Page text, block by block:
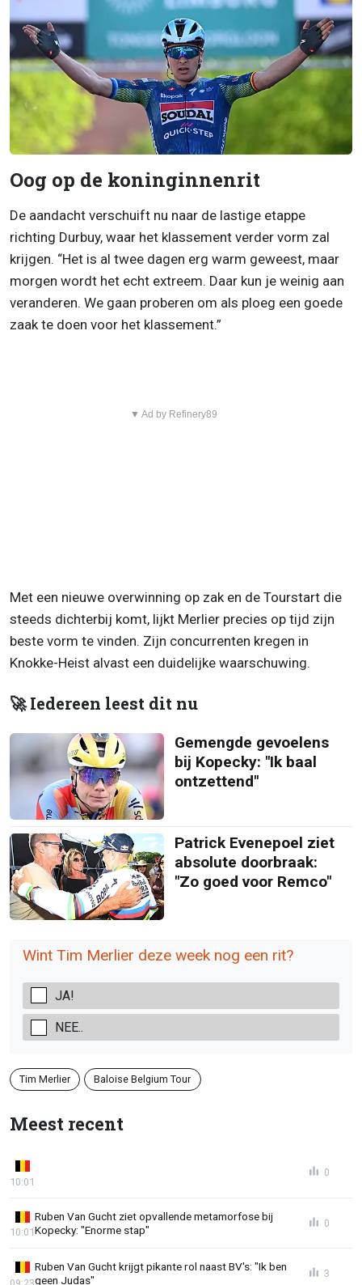
Oog op de koninginnenrit
De aandacht verschuift nu naar de lastige etappe
richting Durbuy, waar het klassement verder vorm zal
krijgen. “Het is al twee dagen erg warm geweest, maar
morgen wordt het echt extreem. Daar kun je weinig aan
veranderen. We gaan proberen om als ploeg een goede
zaak te doen voor het klassement.”
▼ Ad by Refinery89
Met een nieuwe overwinning op zak en de Tourstart die
steeds dichterbij komt, lijkt Merlier precies op tijd zijn
beste vorm te vinden. Zijn concurrenten kregen in
Knokke-Heist alvast een duidelijke waarschuwing.
🚀 Iedereen leest dit nu
Gemengde gevoelens
bij Kopecky: "Ik baal
ontzettend"
Patrick Evenepoel ziet
absolute doorbraak:
"Zo goed voor Remco"
Wint Tim Merlier deze week nog een rit?
JA!
NEE..
Tim Merlier Baloise Belgium Tour
Meest recent
10:01
0
Ruben Van Gucht ziet opvallende metamorfose bij
Kopecky: "Enorme stap"
10:01
0
Ruben Van Gucht krijgt pikante rol naast BV's: "Ik ben
geen Judas"
3